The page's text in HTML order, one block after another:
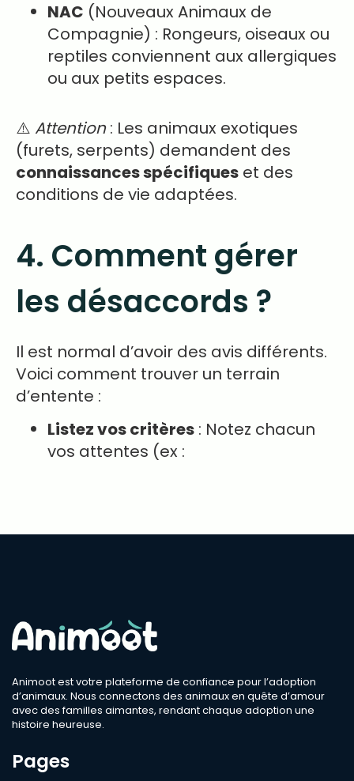
NAC (Nouveaux Animaux de
Compagnie) : Rongeurs, oiseaux ou
reptiles conviennent aux allergiques
ou aux petits espaces.
⚠️ Attention: Les animaux exotiques
(furets, serpents) demandent des
connaissances spécifiques et des
conditions de vie adaptées.
4. Comment gérer
les désaccords ?
Il est normal d’avoir des avis différents.
Voici comment trouver un terrain
d’entente :
Listez vos critères : Notez chacun
vos attentes (ex :
Animoot est votre plateforme de confiance pour l’adoption
d’animaux. Nous connectons des animaux en quête d’amour
avec des familles aimantes, rendant chaque adoption une
histoire heureuse.
Pages